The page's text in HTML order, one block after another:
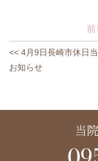
<< 4月9日長崎市休日
お知らせ
当